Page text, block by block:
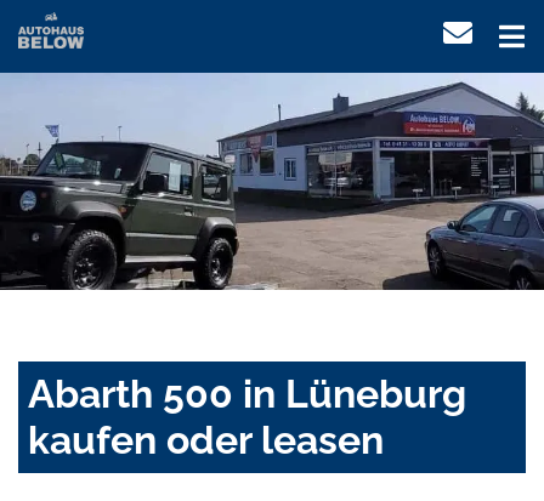
Abarth 500 in Lüneburg
kaufen oder leasen